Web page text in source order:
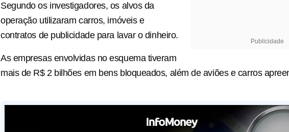
Publicidade
Segundo os investigadores, os alvos da
operação utilizaram carros, imóveis e
contratos de publicidade para lavar o dinheiro.
As empresas envolvidas no esquema tiveram
mais de R$ 2 bilhões em bens bloqueados, além de aviões e carros